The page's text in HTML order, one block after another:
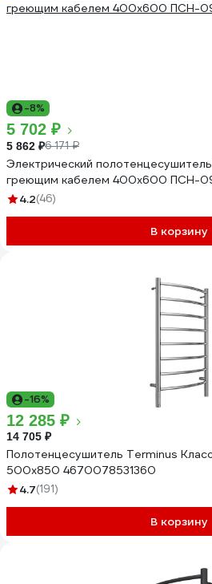
-8%
5 702 ₽
5 862 ₽6 171 ₽
Электрический
греющим кабелем 400x600 ПСН-
4.2(46)
В корзину
-16%
12 285 ₽
14 705 ₽
Полотенцесушитель Terminus
500x850 4670078531360
4.7(191)
В корзину